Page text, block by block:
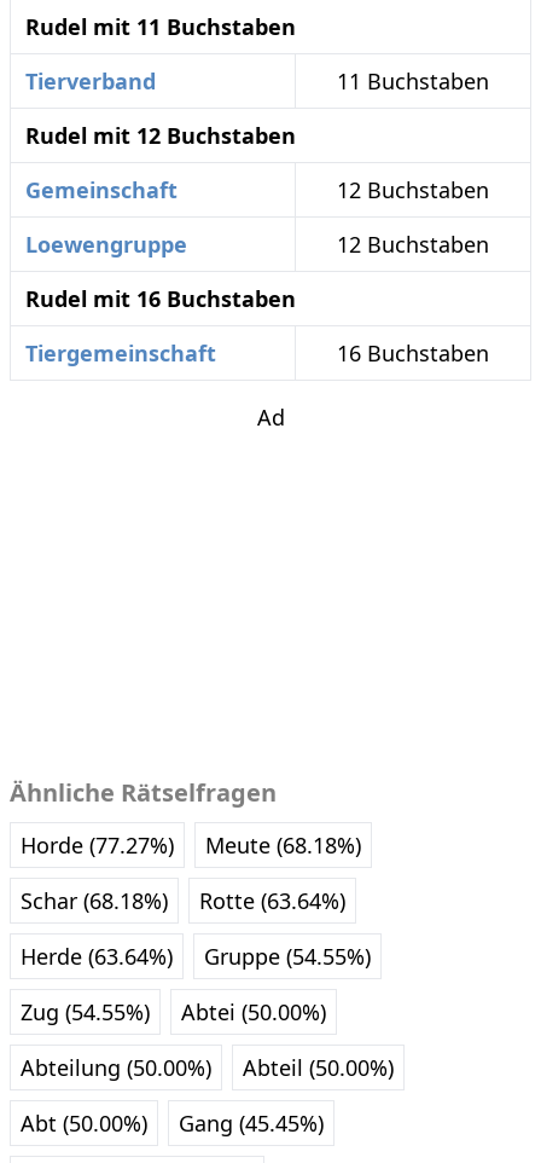
Rudel mit 11 Buchstaben
Tierverband
11 Buchstaben
Rudel mit 12 Buchstaben
Gemeinschaft
12 Buchstaben
Loewengruppe
12 Buchstaben
Rudel mit 16 Buchstaben
Tiergemeinschaft
16 Buchstaben
Ad
Ähnliche Rätselfragen
Horde (77.27%)
Meute (68.18%)
Schar (68.18%)
Rotte (63.64%)
Herde (63.64%)
Gruppe (54.55%)
Zug (54.55%)
Abtei (50.00%)
Abteilung (50.00%)
Abteil (50.00%)
Abt (50.00%)
Gang (45.45%)